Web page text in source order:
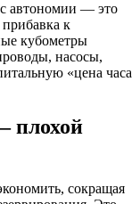
автономии — это
к
кубометры
насосы,
«цена часа
плохой
сокращая